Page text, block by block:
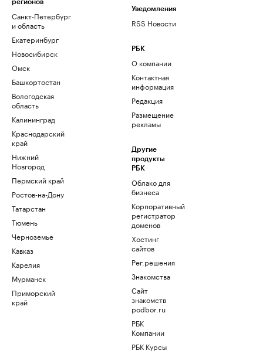
регионов
Санкт-Петербург
и область
Екатеринбург
Новосибирск
Омск
Башкортостан
Вологодская
область
Калининград
Краснодарский
край
Нижний
Новгород
Пермский край
Ростов-на-Дону
Татарстан
Тюмень
Черноземье
Кавказ
Карелия
Мурманск
Приморский
край
Уведомления
RSS Новости
РБК
О компании
Контактная
информация
Редакция
Размещение
рекламы
Другие
продукты
РБК
Облако для
бизнеса
Корпоративный
регистратор
доменов
Хостинг
сайтов
Рег.решения
Знакомства
Сайт
знакомств
podbor.ru
РБК
Компании
РБК Курсы